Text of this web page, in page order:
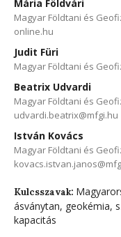
Mária Földvári
Magyar Földtani és
online.hu
Judit Füri
Magyar Földtani és
Beatrix Udvardi
Magyar Földtani és
udvardi.beatrix@mfgi.hu
István Kovács
Magyar Földtani és
Kulcsszavak:
ásványtan, geokémia,
kapacitás